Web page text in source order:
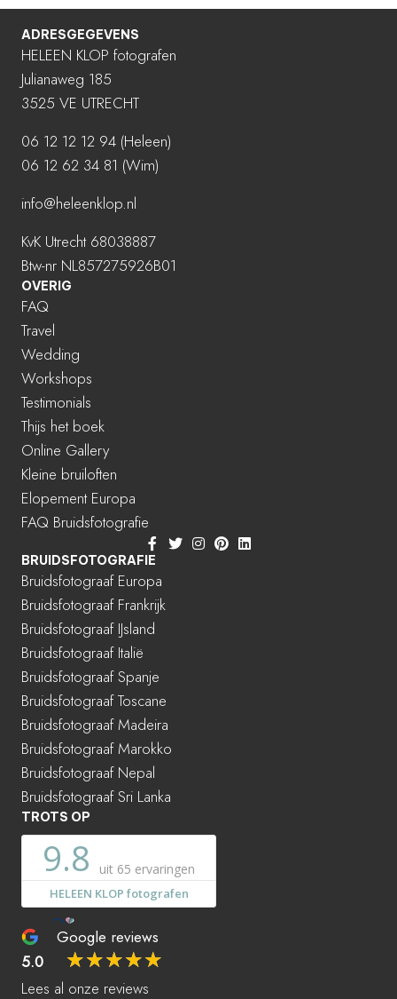
ADRESGEGEVENS
HELEEN KLOP fotografen
Julianaweg 185
3525 VE UTRECHT
06 12 12 12 94 (Heleen)
06 12 62 34 81 (Wim)
info@heleenklop.nl
KvK Utrecht 68038887
Btw-nr NL857275926B01
OVERIG
FAQ
Travel
Wedding
Workshops
Testimonials
Thijs het boek
Online Gallery
Kleine bruiloften
Elopement Europa
FAQ Bruidsfotografie
BRUIDSFOTOGRAFIE
Bruidsfotograaf Europa
Bruidsfotograaf Frankrijk
Bruidsfotograaf IJsland
Bruidsfotograaf Italië
Bruidsfotograaf Spanje
Bruidsfotograaf Toscane
Bruidsfotograaf Madeira
Bruidsfotograaf Marokko
Bruidsfotograaf Nepal
Bruidsfotograaf Sri Lanka
TROTS OP
Google reviews
5.0
☆☆☆☆☆
Lees al onze reviews